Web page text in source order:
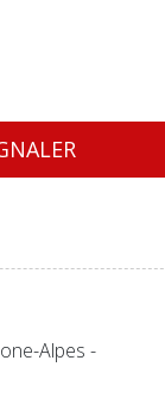
Alpes -